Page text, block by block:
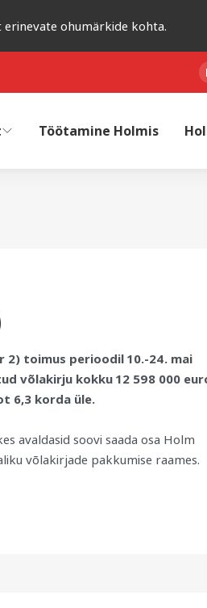
erinevate ohumärkide kohta.
Töötamine Holmis
2) toimus perioodil 10.-24. mai
võlakirju kokku 12 598 000
6,3 korda üle.
avaldasid soovi saada osa Holm
võlakirjade pakkumise raames.